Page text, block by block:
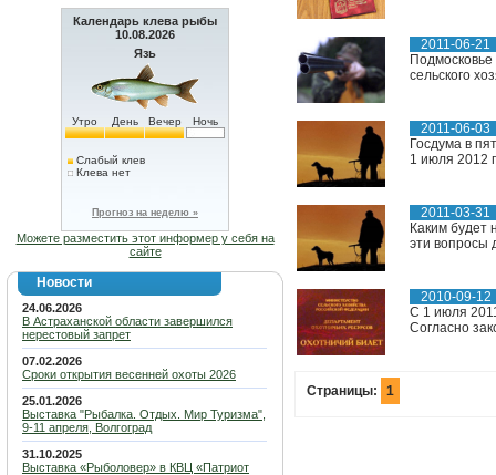
Календарь клева рыбы
10.08.2026
Язь
Утро День Вечер Ночь
Слабый клев
Клева нет
Прогноз на неделю »
Можете разместить этот информер у себя на
сайте
Новости
24.06.2026
В Астраханской области завершился
нерестовый запрет
07.02.2026
Сроки открытия весенней охоты 2026
25.01.2026
Выставка "Рыбалка. Отдых. Мир Туризма",
9-11 апреля, Волгоград
31.10.2025
Выставка «Рыболовер» в КВЦ «Патриот
2011-06-21
сельского
2011-06-03
Госдума в
1 июля 2012
2011-03-31
Каким будет
эти вопросы
2010-09-12
С 1 июля
Согласно
Страницы: 1